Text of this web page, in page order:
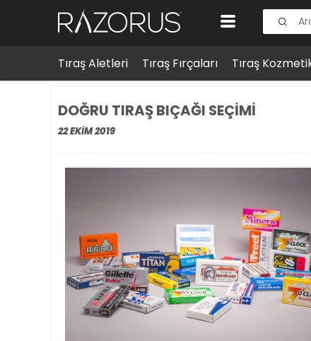
Tıraş Aletleri Tıraş Fırçaları Tıraş
Anasayfa Blog >Tıraş Yazıları
DOĞRU TIRAŞ BIÇAĞI SEÇIMI
22 EKIM 2019